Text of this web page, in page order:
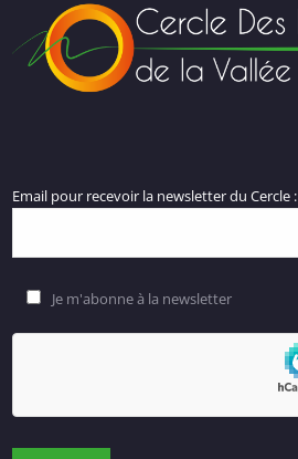
Email pour recevoir la newsletter du Cercle :
Je m'abonne à la newsletter